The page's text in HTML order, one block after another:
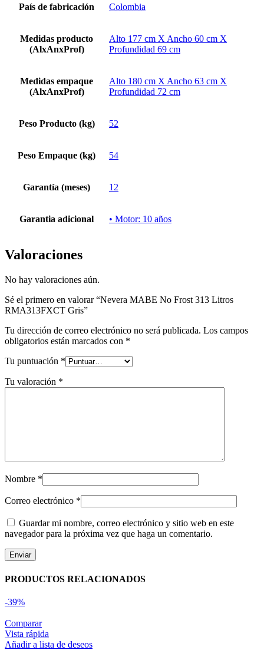
País de fabricación Colombia
Medidas producto
(AlxAnxProf)
Alto 177 cm X Ancho 60 cm X
Profundidad 69 cm
Medidas empaque
(AlxAnxProf)
Alto 180 cm X Ancho 63 cm X
Profundidad 72 cm
Peso Producto (kg) 52
Peso Empaque (kg) 54
Garantía (meses) 12
Garantia adicional • Motor: 10 años
Valoraciones
No hay valoraciones aún.
Sé el primero en valorar “Nevera MABE No Frost 313 Litros
RMA313FXCT Gris”
Tu dirección de correo electrónico no será publicada. Los campos
obligatorios están marcados con *
Tu puntuación *
Tu valoración *
Nombre *
Correo electrónico *
Guardar mi nombre, correo electrónico y sitio web en este
navegador para la próxima vez que haga un comentario.
PRODUCTOS RELACIONADOS
-39%
Comparar
Vista rápida
Añadir a lista de deseos